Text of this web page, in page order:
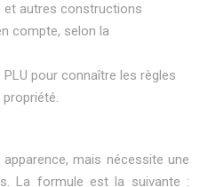
et autres constructions
compte, selon la
pour connaître les règles
mais nécessite une
La formule est la suivante :